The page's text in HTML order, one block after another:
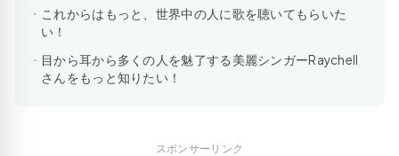
これからはもっと、世界中の人に歌を聴いてもらいた
い！
目から耳から多くの人を魅了する美麗シンガーRaychell
さんをもっと知りたい！
スポンサーリンク